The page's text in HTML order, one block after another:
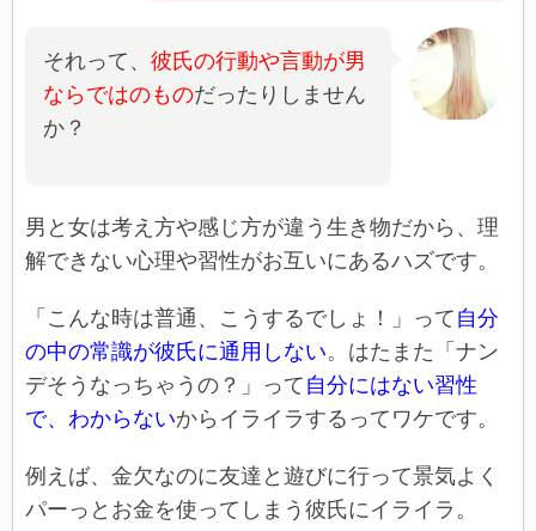
それって、 彼氏の行動や言動が男
ならではのものだったりしません
か？
男と女は考え方や感じ方が違う生き物だから、理
解できない心理や習性がお互いにあるハズです。
「こんな時は普通、こうするでしょ！」って 自分
の中の常識が彼氏に通用しない。はたまた「ナン
デそうなっちゃうの？」って 自分にはない習性
で、わからないからイライラするってワケです。
例えば、金欠なのに友達と遊びに行って景気よく
パーっとお金を使ってしまう彼氏にイライラ。